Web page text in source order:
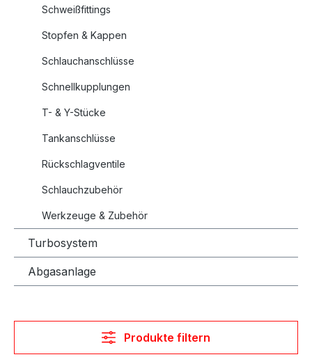
Schweißfittings
Stopfen & Kappen
Schlauchanschlüsse
Schnellkupplungen
T- & Y-Stücke
Tankanschlüsse
Rückschlagventile
Schlauchzubehör
Werkzeuge & Zubehör
Turbosystem
Abgasanlage
Produkte filtern